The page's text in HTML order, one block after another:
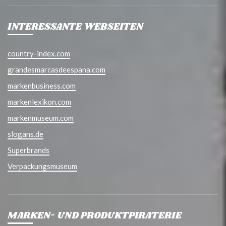
INTERESSANTE WEBSEITEN
country-index.com
grandesmarcasdeespana.com
markenbusiness.com
markenlexikon.com
markenmuseum.com
slogans.de
Superbrands
Verpackungsmuseum
MARKEN- UND PRODUKTPIRATERIE